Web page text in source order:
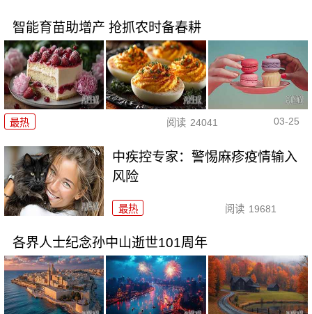
智能育苗助增产 抢抓农时备春耕
最热 阅读 24041 03-25
中疾控专家：警惕麻疹疫情输入
风险
最热 阅读 19681
各界人士纪念孙中山逝世101周年